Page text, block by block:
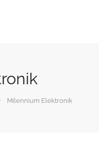
Milennium Elektronik